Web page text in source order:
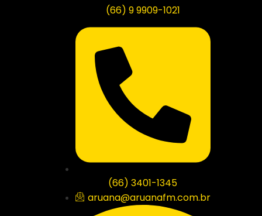
(66) 9 9909-1021
(66) 3401-1345
aruana@aruanafm.com.br